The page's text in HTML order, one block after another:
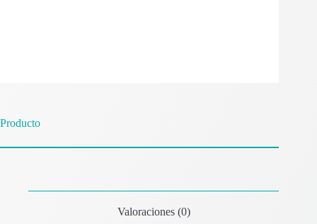
Producto
Valoraciones (0)